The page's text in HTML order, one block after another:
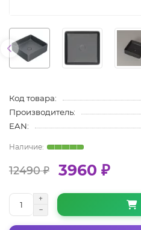
Код товара:
Производитель:
EAN:
12490 ₽ 3960 ₽